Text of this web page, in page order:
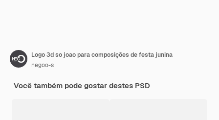
Logo 3d so joao para composições de festa junina
negoo-s
Você também pode gostar destes PSD